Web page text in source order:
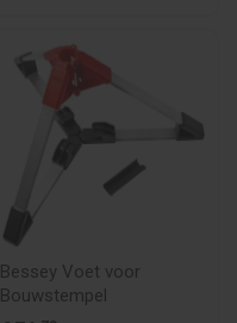
Bessey Voet voor
Bouwstempel